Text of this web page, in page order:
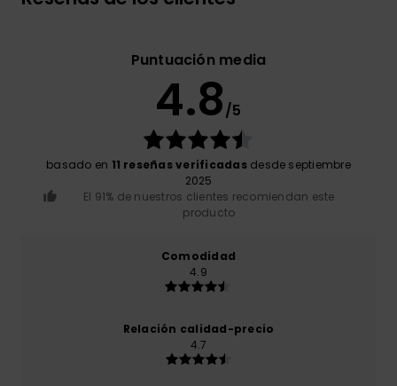
Puntuación media
4.8/5
basado en 11 reseñas verificadasdesde septiembre
2025
El 91% de nuestros clientes recomiendan este
producto
Comodidad
4.9
Relación calidad-precio
4.7